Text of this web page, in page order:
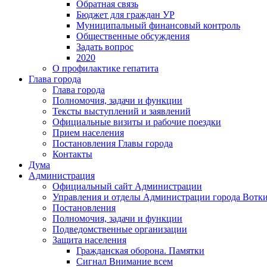
Обратная связь
Бюджет для граждан УР
Муниципальный финансовый контроль
Общественные обсуждения
Задать вопрос
2020
О профилактике гепатита
Глава города
Глава города
Полномочия, задачи и функции
Тексты выступлений и заявлений
Официальные визиты и рабочие поездки
Прием населения
Постановления Главы города
Контакты
Дума
Администрация
Официальный сайт Администрации
Управления и отделы Администрации города
Постановления
Полномочия, задачи и функции
Подведомственные организации
Защита населения
Гражданская оборона. Памятки
Сигнал Внимание всем